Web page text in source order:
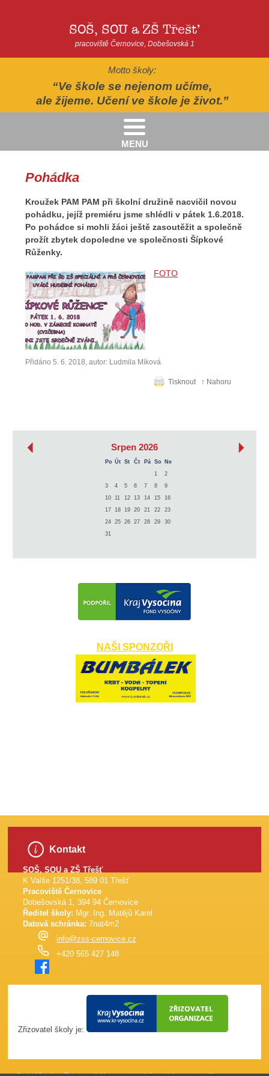
MENU
Motto školy:
Ve škole se nejenom učíme,
ale žijeme. Učení ve škole je život.
SOŠ, SOU a ZŠ Třešť
pracoviště Černovice, Dobešovská 1
Pohádka
Kroužek PAM PAM při školní družině nacvičil novou
pohádku, jejíž premiéru jsme shlédli v pátek 1.6.2018.
Po pohádce si mohli žáci ještě zasoutěžit a společně
prožít zbytek dopoledne ve společnosti Šípkové
Růženky.
FOTO
Přidáno 5. 6. 2018, autor: Ludmila Míková
Tisknout ↑ Nahoru
Srpen 2026
Po Út St Čt Pá So
Ne
1
2
3
4 5 6 7 8
9
10
11 12 13 14 15
16
17
18 19 20 21 22
23
24
25 26 27 28 29
30
31
NAŠI SPONZOŘI
Kontakt
SOŠ, SOU a ZŠ Třešť
K Valše 1251/38, 589 01 Třešť
Pracoviště Černovice
Dobešovská 1, 394 94 Černovice
Ředitel školy: Mgr. Ing. Matějů Karel
Datová schránka: 7nat4m2
info@zss-cernovice.cz
+420 565 427 148
Zřizovatel školy je: